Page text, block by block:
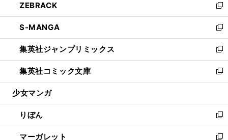
く
で
開
く
ド
ウ
で
開
く
ィ
ン
ド
ウ
で
開
く
い
ウ
ィ
ン
ド
ウ
で
開
ZEBRACK
新
し
い
ウ
ィ
ン
ド
ウ
開
く
S-MANGA
新
し
い
ウ
ィ
ン
ウ
で
開
く
集英社ジャンプリミックス
新
し
い
ウ
ン
ド
ウ
で
集英社コミック文庫
新
し
ウ
ィ
ン
ド
少女マンガ
りぼん
新
し
マーガレット